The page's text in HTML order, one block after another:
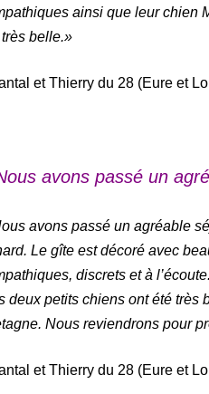
ainsi que leur chien
belle.»
et Thierry du 28 (Eure et
avons passé un
avons passé un agréable
Le gîte est décoré avec
discrets et à
deux petits chiens ont été très
Nous reviendrons pour
et Thierry du 28 (Eure et